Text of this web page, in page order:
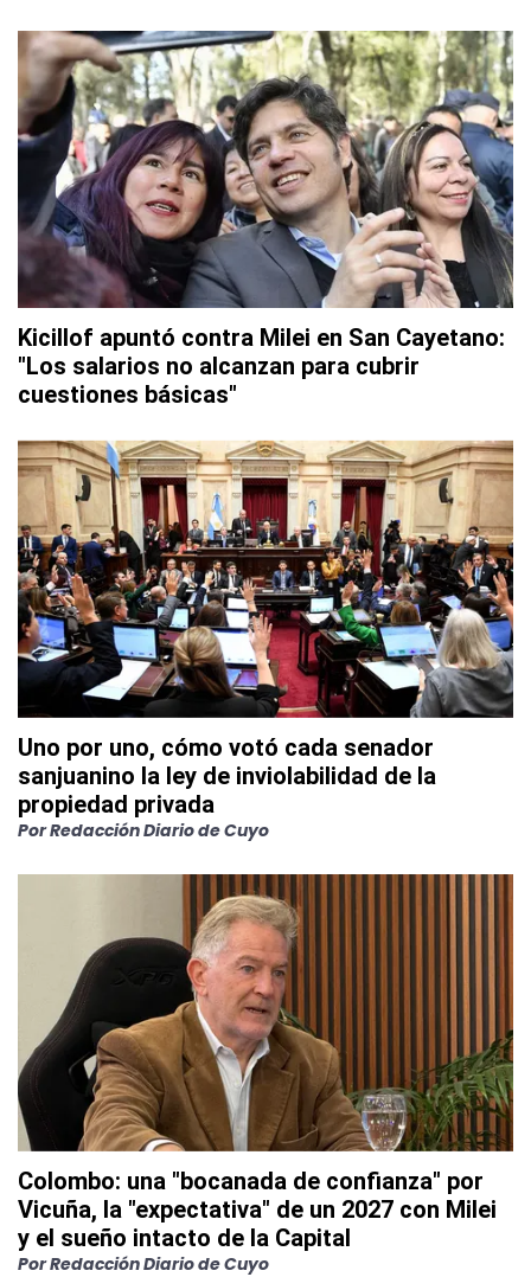
Kicillof apuntó contra Milei en San Cayetano:
"Los salarios no alcanzan para cubrir
cuestiones básicas"
Uno por uno, cómo votó cada senador
sanjuanino la ley de inviolabilidad de la
propiedad privada
PorRedacción Diario de Cuyo
Colombo: una "bocanada de confianza" por
Vicuña, la "expectativa" de un 2027 con Milei
y el sueño intacto de la Capital
PorRedacción Diario de Cuyo